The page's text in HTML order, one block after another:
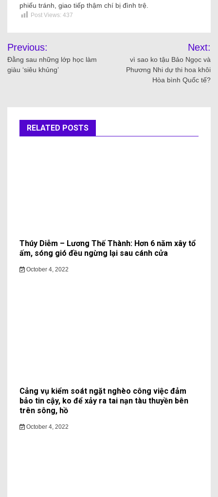
phiếu tránh, giao tiếp thậm chí bị đình trệ.
Post Views: 437
Previous:
Đằng sau những lớp học làm
giàu ‘siêu khủng’
Next:
vì sao ko tậu Bảo Ngọc và
Phương Nhi dự thi hoa khôi
Hòa bình Quốc tế?
RELATED POSTS
Thúy Diễm – Lương Thế Thành: Hơn 6 năm xây tổ
ấm, sóng gió đều ngừng lại sau cánh cửa
October 4, 2022
Cảng vụ kiểm soát ngặt nghèo công việc đảm
bảo tin cậy, ko để xảy ra tai nạn tàu thuyền bên
trên sông, hồ
October 4, 2022